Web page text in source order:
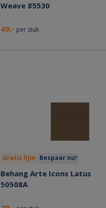
Weave 85530
49,- per stuk
Gratis lijm Bespaar nu!
Behang Arte Icons Latus
50508A